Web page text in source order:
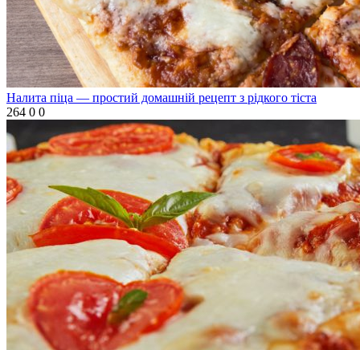
Налита піца — простий домашній рецепт з рідкого тіста
264 0 0